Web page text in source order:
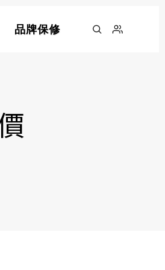
品牌保修